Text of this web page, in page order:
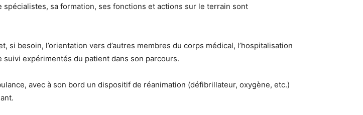
sa formation, ses fonctions et actions sur le terrain sont
besoin, l’orientation vers d’autres membres du corps médical, l’hospitalisation
expérimentés du patient dans son parcours.
avec à son bord un dispositif de réanimation (défibrillateur, oxygène, etc.)